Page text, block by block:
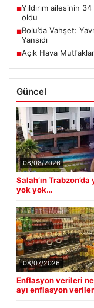
■Yıldırım ailesinin
oldu
■Bolu’da Vahşet:
Yansıdı
■Açık Hava
Güncel
08/08/2026
Salah’ın
yok yok…
08/07/2026
Enflasyon verileri
ayı enflasyon